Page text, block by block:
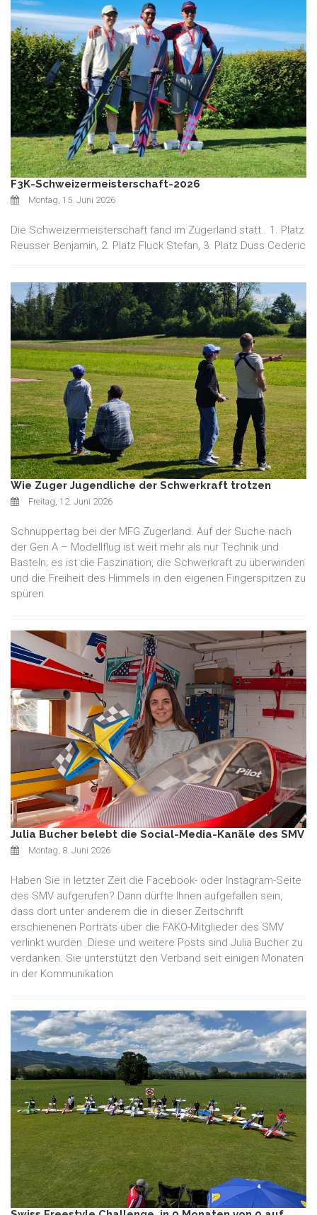
F3K-Schweizermeisterschaft-2026
Montag, 15. Juni 2026
Die Schweizermeisterschaft fand im Zugerland statt.. 1. Platz
Reusser Benjamin, 2. Platz Fluck Stefan, 3. Platz Duss Cederic
Wie Zuger Jugendliche der Schwerkraft trotzen
Freitag, 12. Juni 2026
Schnuppertag bei der MFG Zugerland. Auf der Suche nach
der Gen A – Modellflug ist weit mehr als nur Technik und
Basteln; es ist die Faszination, die Schwerkraft zu überwinden
und die Freiheit des Himmels in den eigenen Fingerspitzen zu
spüren.
Julia Bucher belebt die Social-Media-Kanäle des SMV
Montag, 8. Juni 2026
Haben Sie in letzter Zeit die Facebook- oder Instagram-Seite
des SMV aufgerufen? Dann dürfte Ihnen aufgefallen sein,
dass dort unter anderem die in dieser Zeitschrift
erschienenen Porträts über die FAKO-Mitglieder des SMV
verlinkt wurden. Diese und weitere Posts sind Julia Bucher zu
verdanken. Sie unterstützt den Verband seit einigen Monaten
in der Kommunikation